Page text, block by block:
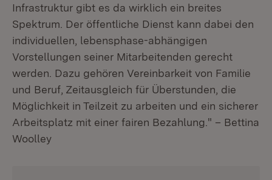
Infrastruktur gibt es da wirklich ein breites
Spektrum. Der öffentliche Dienst kann dabei den
individuellen, lebensphase-abhängigen
Vorstellungen seiner Mitarbeitenden gerecht
werden. Dazu gehören Vereinbarkeit von Familie
und Beruf, Zeitausgleich für Überstunden, die
Möglichkeit in Teilzeit zu arbeiten und ein sicherer
Arbeitsplatz mit einer fairen Bezahlung." – Bettina
Woolley